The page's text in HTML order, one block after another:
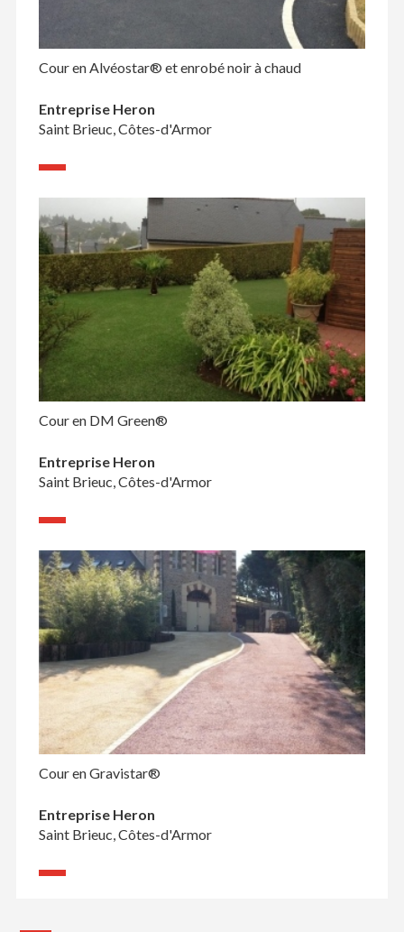
Cour en Alvéostar® et enrobé noir à chaud
Entreprise Heron
Saint Brieuc, Côtes-d'Armor
Cour en DM Green®
Entreprise Heron
Saint Brieuc, Côtes-d'Armor
Cour en Gravistar®
Entreprise Heron
Saint Brieuc, Côtes-d'Armor